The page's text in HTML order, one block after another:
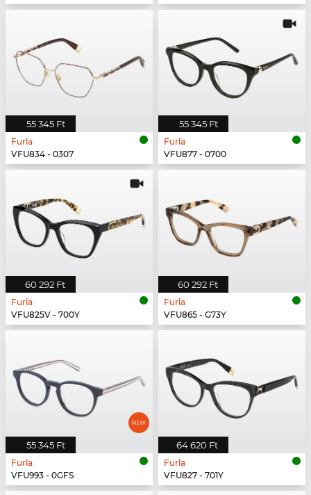
55 345 Ft
Furla
VFU834 - 0307
55 345 Ft
Furla
VFU877 - 0700
60 292 Ft
Furla
VFU825V - 700Y
60 292 Ft
Furla
VFU865 - G73Y
55 345 Ft
Furla
VFU993 - 0GFS
64 620 Ft
Furla
VFU827 - 701Y